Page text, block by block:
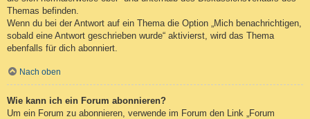
Themas befinden.
Wenn du bei der Antwort auf ein Thema die Option „Mich benachrichtigen,
sobald eine Antwort geschrieben wurde“ aktivierst, wird das Thema
ebenfalls für dich abonniert.
Nach oben
Wie kann ich ein Forum abonnieren?
Um ein Forum zu abonnieren, verwende im Forum den Link „Forum